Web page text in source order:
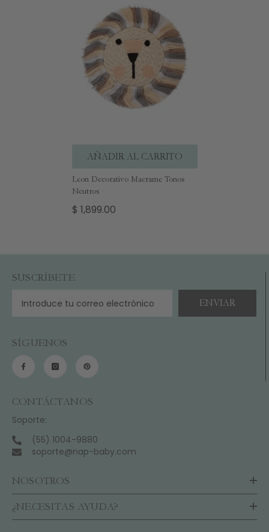
AÑADIR AL CARRITO
Leon Decorativo Macrame Tonos
Neutros
$ 1,899.00
SUSCRÍBETE
ENVIAR
SÍGUENOS
CONTÁCTANOS
Soporte:
(55) 1004-9880
soporte@nap-baby.com
NOSOTROS
¿NECESITAS AYUDA?